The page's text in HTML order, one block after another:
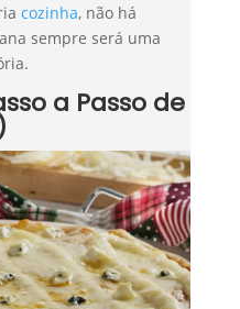
cozinha, não há
sempre será uma
a Passo de